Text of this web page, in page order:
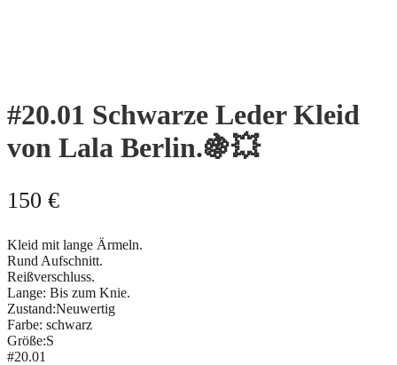
#20.01 Schwarze Leder Kleid
von Lala Berlin.🍇💥
150 €
Kleid mit lange Ärmeln.
Rund Aufschnitt.
Reißverschluss.
Lange: Bis zum Knie.
Zustand:Neuwertig
Farbe: schwarz
Größe:S
#20.01